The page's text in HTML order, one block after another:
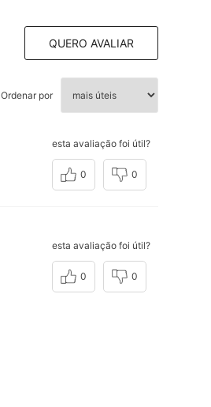
QUERO AVALIAR
Ordenar por
esta avaliação foi útil?
0 0
esta avaliação foi útil?
0 0